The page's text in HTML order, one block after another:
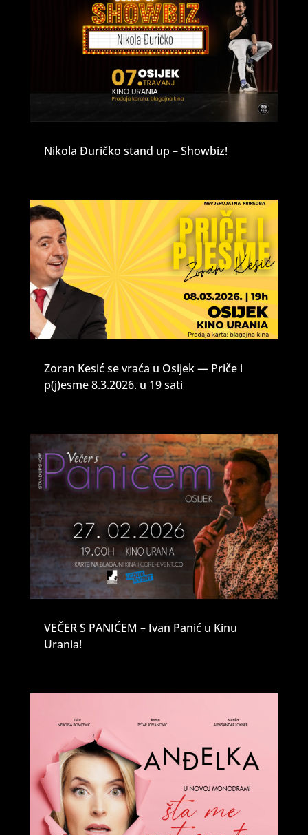
Nikola Đuričko stand up – Showbiz!
Zoran Kesić se vraća u Osijek — Priče i
p(j)esme 8.3.2026. u 19 sati
VEČER S PANIĆEM – Ivan Panić u Kinu
Urania!